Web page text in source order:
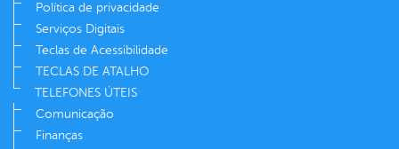
Política de privacidade
Serviços Digitais
Teclas de Acessibilidade
TECLAS DE ATALHO
TELEFONES ÚTEIS
Comunicação
Finanças